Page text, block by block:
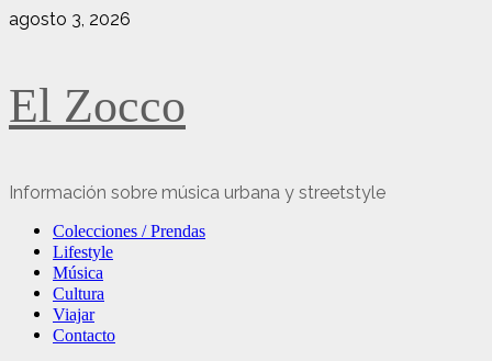
Saltar
agosto 3, 2026
El Zocco
Información sobre música urbana y streetstyle
Menú
principal
Colecciones / Prendas
Lifestyle
Música
Cultura
Viajar
Contacto